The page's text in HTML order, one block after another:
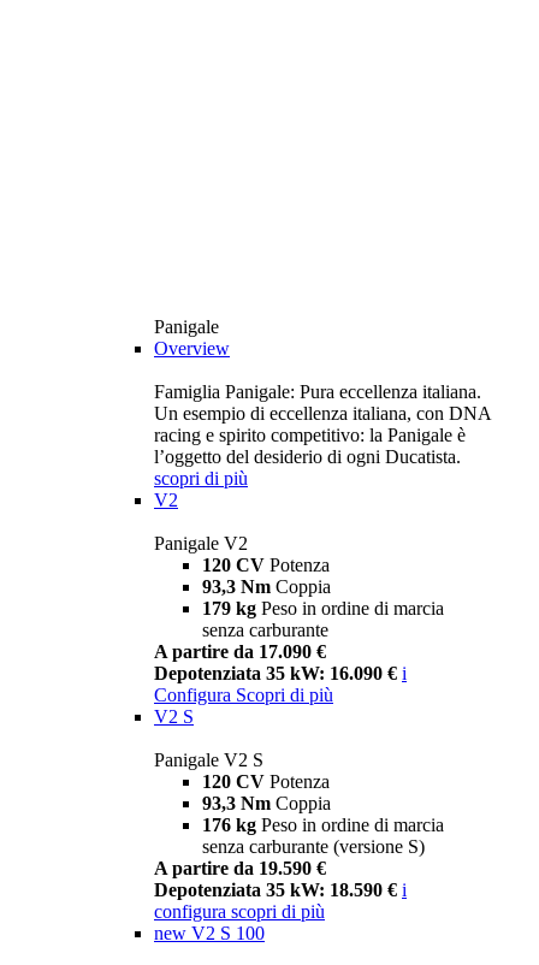
Panigale
Overview
Famiglia Panigale: Pura eccellenza italiana.
Un esempio di eccellenza italiana, con DNA
racing e spirito competitivo: la Panigale è
l’oggetto del desiderio di ogni Ducatista.
scopri di più
V2
Panigale V2
120 CV Potenza
93,3 Nm Coppia
179 kg Peso in ordine di marcia
senza carburante
A partire da 17.090 €
Depotenziata 35 kW: 16.090 € i
Configura Scopri di più
V2 S
Panigale V2 S
120 CV Potenza
93,3 Nm Coppia
176 kg Peso in ordine di marcia
senza carburante (versione S)
A partire da 19.590 €
Depotenziata 35 kW: 18.590 € i
configura scopri di più
new V2 S 100